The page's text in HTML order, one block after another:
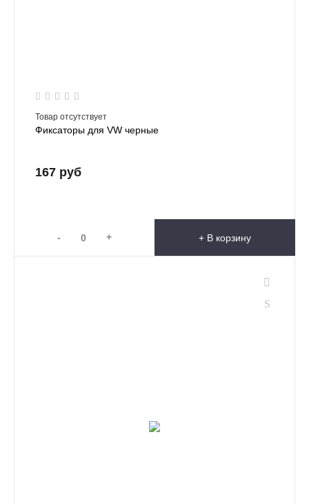
Товар отсутствует
Фиксаторы для VW черные
167 руб
- + + В корзину